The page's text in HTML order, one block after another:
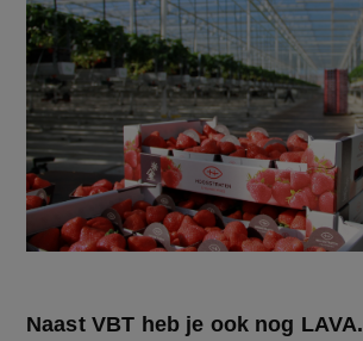
Naast VBT heb je ook nog